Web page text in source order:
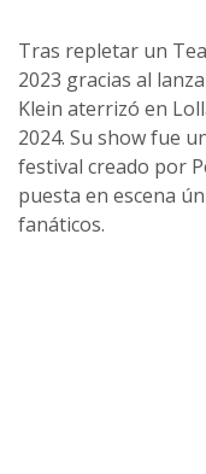
Tras repletar un
2023 gracias al
Klein aterrizó en
2024. Su show fue
festival creado por
puesta en escena
fanáticos.